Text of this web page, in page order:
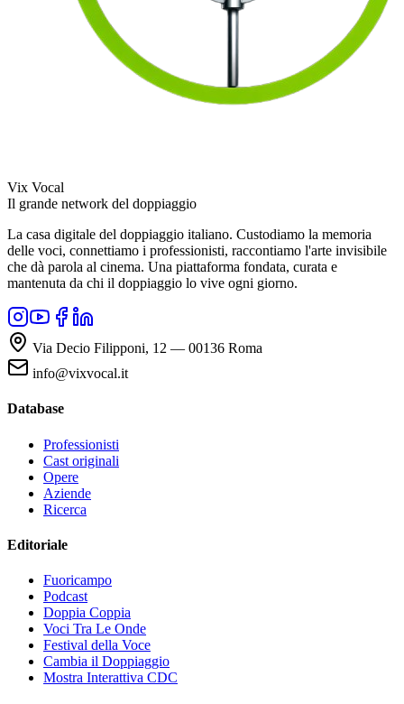
Vix Vocal
Il grande network del doppiaggio
La casa digitale del doppiaggio italiano. Custodiamo la memoria
delle voci, connettiamo i professionisti, raccontiamo l'arte invisibile
che dà parola al cinema. Una piattaforma fondata, curata e
mantenuta da chi il doppiaggio lo vive ogni giorno.
Via Decio Filipponi, 12 — 00136 Roma
info@vixvocal.it
Database
Professionisti
Cast originali
Opere
Aziende
Ricerca
Editoriale
Fuoricampo
Podcast
Doppia Coppia
Voci Tra Le Onde
Festival della Voce
Cambia il Doppiaggio
Mostra Interattiva CDC